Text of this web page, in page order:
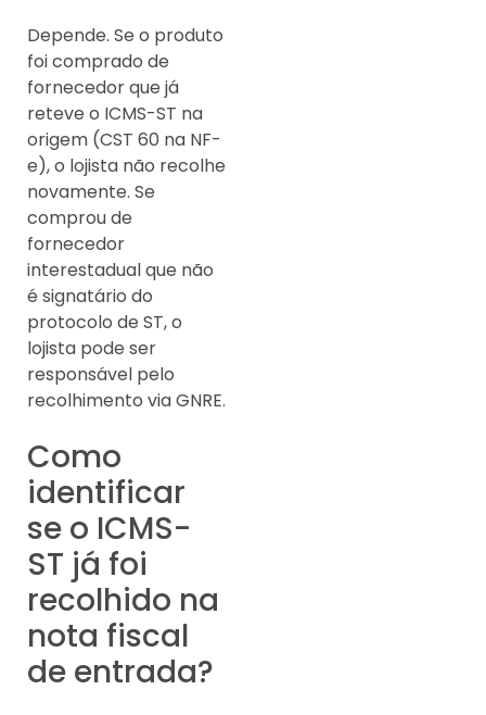
Depende. Se o produto
foi comprado de
fornecedor que já
reteve o ICMS-ST na
origem (CST 60 na NF-
e), o lojista não recolhe
novamente. Se
comprou de
fornecedor
interestadual que não
é signatário do
protocolo de ST, o
lojista pode ser
responsável pelo
recolhimento via GNRE.
Como
identificar
se o ICMS-
ST já foi
recolhido na
nota fiscal
de entrada?